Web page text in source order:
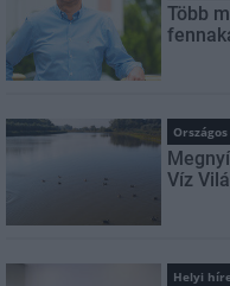
Több
Víz
Helyi